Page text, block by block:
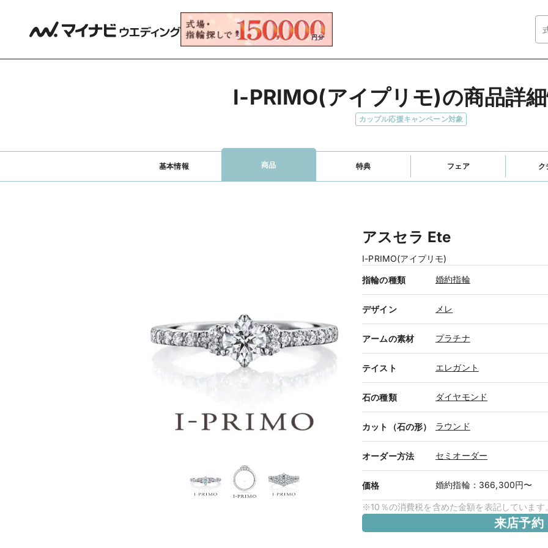
I-PRIMO(アイプリモ)の商品詳
カップル応援キャンペーン対象
基本情報 商品 特典 フェア ク
アスセラ Ete
I-PRIMO(アイプリモ)
指輪の種類 婚約指輪
デザイン メレ
アームの素材 プラチナ
テイスト エレガント
石の種類 ダイヤモンド
カット（石の形） ラウンド
オーダー方法 セミオーダー
価格 婚約指輪 ： 366,300円〜
※10％の消費税を含めた金額を表記しています
来店予約